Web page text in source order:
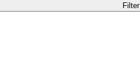
Filter